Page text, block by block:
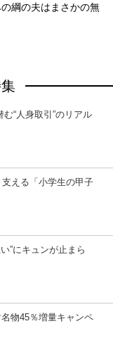
綱の夫はまさかの無
“人身取引”のリアル
える「小学生の甲子
”にキュンが止まら
物45％増量キャンペ